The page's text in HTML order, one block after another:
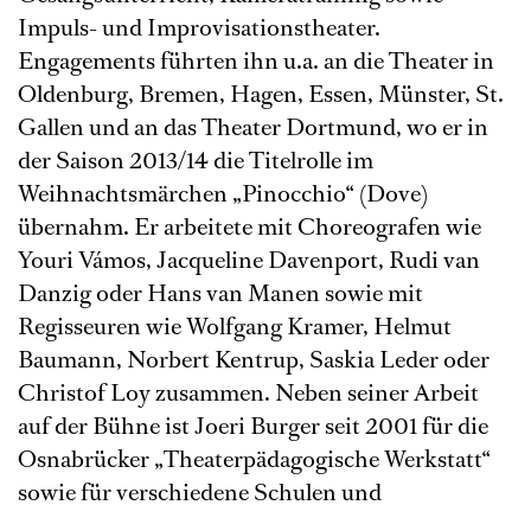
Impuls- und Improvisationstheater.
Engagements führten ihn u.a. an die Theater in
Oldenburg, Bremen, Hagen, Essen, Münster, St.
Gallen und an das Theater Dortmund, wo er in
der Saison 2013/14 die Titelrolle im
Weihnachtsmärchen „Pinocchio“ (Dove)
übernahm. Er arbeitete mit Choreografen wie
Youri Vámos, Jacqueline Davenport, Rudi van
Danzig oder Hans van Manen sowie mit
Regisseuren wie Wolfgang Kramer, Helmut
Baumann, Norbert Kentrup, Saskia Leder oder
Christof Loy zusammen. Neben seiner Arbeit
auf der Bühne ist Joeri Burger seit 2001 für die
Osnabrücker „Theaterpädagogische Werkstatt“
sowie für verschiedene Schulen und